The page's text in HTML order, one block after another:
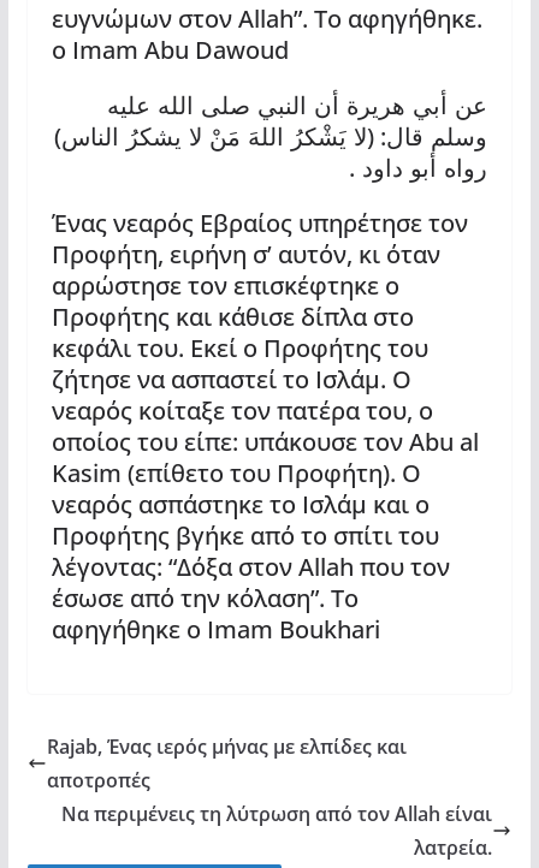
.ευγνώμων στον Allah”. Το αφηγήθηκε
ο Imam Abu Dawoud
عن أبي هريرة أن النبي صلى الله عليه
وسلم قال: (لا يَشْكرُ اللهَ مَنْ لا يشكرُ الناس)
رواه أبو داود .
Ένας νεαρός Εβραίος υπηρέτησε τον
Προφήτη, ειρήνη σ’ αυτόν, κι όταν
αρρώστησε τον επισκέφτηκε ο
Προφήτης και κάθισε δίπλα στο
κεφάλι του. Εκεί ο Προφήτης του
ζήτησε να ασπαστεί το Ισλάμ. Ο
νεαρός κοίταξε τον πατέρα του, ο
οποίος του είπε: υπάκουσε τον Abu al
Kasim (επίθετο του Προφήτη). Ο
νεαρός ασπάστηκε το Ισλάμ και ο
Προφήτης βγήκε από το σπίτι του
λέγοντας: “Δόξα στον Allah που τον
έσωσε από την κόλαση”. Το
αφηγήθηκε ο Imam Boukhari
Rajab, Ένας ιερός μήνας με ελπίδες και
αποτροπές
Να περιμένεις τη λύτρωση από τον Allah είναι
λατρεία.